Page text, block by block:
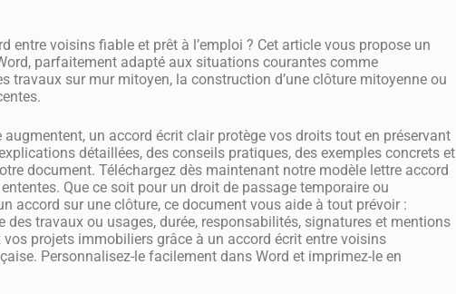
entre voisins fiable et prêt à l’emploi ? Cet article vous propose un
parfaitement adapté aux situations courantes comme
travaux sur mur mitoyen, la construction d’une clôture mitoyenne ou
un accord écrit clair protège vos droits tout en préservant
détaillées, des conseils pratiques, des exemples concrets et
document. Téléchargez dès maintenant notre modèle lettre accord
Que ce soit pour un droit de passage temporaire ou
accord sur une clôture, ce document vous aide à tout prévoir :
travaux ou usages, durée, responsabilités, signatures et mentions
projets immobiliers grâce à un accord écrit entre voisins
Personnalisez-le facilement dans Word et imprimez-le en